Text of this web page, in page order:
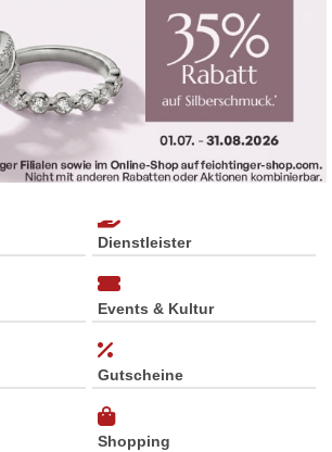
Dienstleister
Events & Kultur
Gutscheine
Shopping